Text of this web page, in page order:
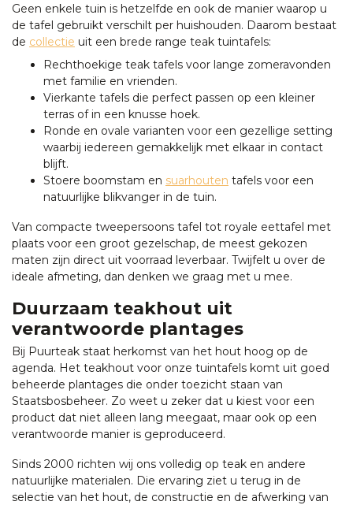
Geen enkele tuin is hetzelfde en ook de manier waarop u
de tafel gebruikt verschilt per huishouden. Daarom bestaat
de collectie uit een brede range teak tuintafels:
Rechthoekige teak tafels voor lange zomeravonden
met familie en vrienden.
Vierkante tafels die perfect passen op een kleiner
terras of in een knusse hoek.
Ronde en ovale varianten voor een gezellige setting
waarbij iedereen gemakkelijk met elkaar in contact
blijft.
Stoere boomstam en suarhouten tafels voor een
natuurlijke blikvanger in de tuin.
Van compacte tweepersoons tafel tot royale eettafel met
plaats voor een groot gezelschap, de meest gekozen
maten zijn direct uit voorraad leverbaar. Twijfelt u over de
ideale afmeting, dan denken we graag met u mee.
Duurzaam teakhout uit
verantwoorde plantages
Bij Puurteak staat herkomst van het hout hoog op de
agenda. Het teakhout voor onze tuintafels komt uit goed
beheerde plantages die onder toezicht staan van
Staatsbosbeheer. Zo weet u zeker dat u kiest voor een
product dat niet alleen lang meegaat, maar ook op een
verantwoorde manier is geproduceerd.
Sinds 2000 richten wij ons volledig op teak en andere
natuurlijke materialen. Die ervaring ziet u terug in de
selectie van het hout, de constructie en de afwerking van